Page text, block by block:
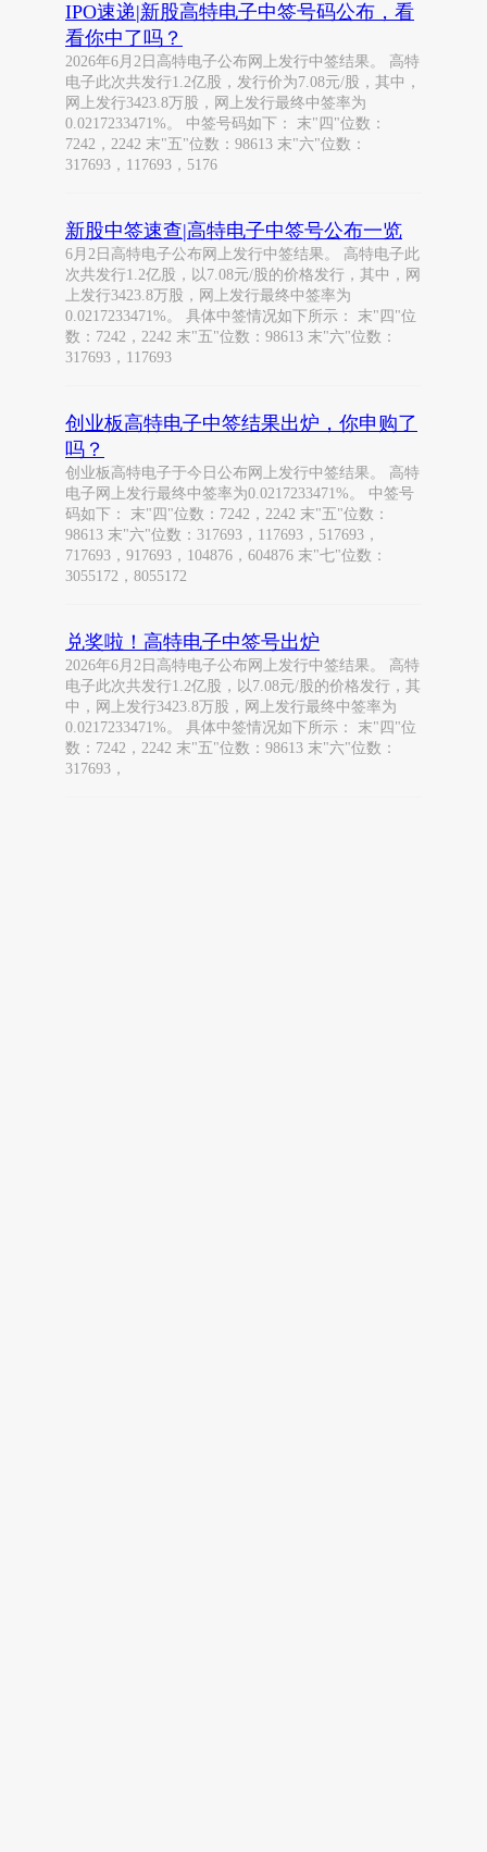
IPO速递|新股高特电子中签号码公布，看
看你中了吗？
2026年6月2日高特电子公布网上发行中签结果。 高特
电子此次共发行1.2亿股，发行价为7.08元/股，其中，
网上发行3423.8万股，网上发行最终中签率为
0.0217233471%。 中签号码如下： 末"四"位数：
7242，2242 末"五"位数：98613 末"六"位数：
317693，117693，5176
新股中签速查|高特电子中签号公布一览
6月2日高特电子公布网上发行中签结果。 高特电子此
次共发行1.2亿股，以7.08元/股的价格发行，其中，网
上发行3423.8万股，网上发行最终中签率为
0.0217233471%。 具体中签情况如下所示： 末"四"位
数：7242，2242 末"五"位数：98613 末"六"位数：
317693，117693
创业板高特电子中签结果出炉，你申购了
吗？
创业板高特电子于今日公布网上发行中签结果。 高特
电子网上发行最终中签率为0.0217233471%。 中签号
码如下： 末"四"位数：7242，2242 末"五"位数：
98613 末"六"位数：317693，117693，517693，
717693，917693，104876，604876 末"七"位数：
3055172，8055172
兑奖啦！高特电子中签号出炉
2026年6月2日高特电子公布网上发行中签结果。 高特
电子此次共发行1.2亿股，以7.08元/股的价格发行，其
中，网上发行3423.8万股，网上发行最终中签率为
0.0217233471%。 具体中签情况如下所示： 末"四"位
数：7242，2242 末"五"位数：98613 末"六"位数：
317693，